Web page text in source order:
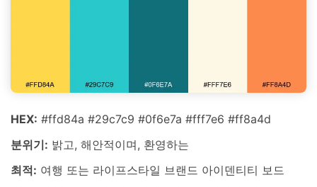
HEX: #ffd84a #29c7c9 #0f6e7a #fff7e6 #ff8a4d
분위기: 밝고, 해안적이며, 환영하는
최적: 여행 또는 라이프스타일 브랜드 아이덴티티 보드